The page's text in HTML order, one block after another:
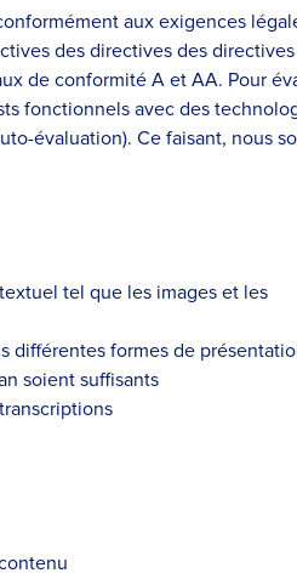
aux exigences
des directives des
de conformité A et AA. Pour
fonctionnels avec des
évaluation). Ce faisant, nous
tel que les images et les
différentes formes de
soient suffisants